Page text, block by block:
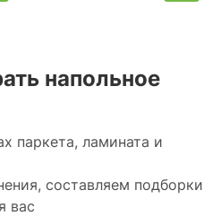
напольное
паркета, ламината и
составляем подборки
вас